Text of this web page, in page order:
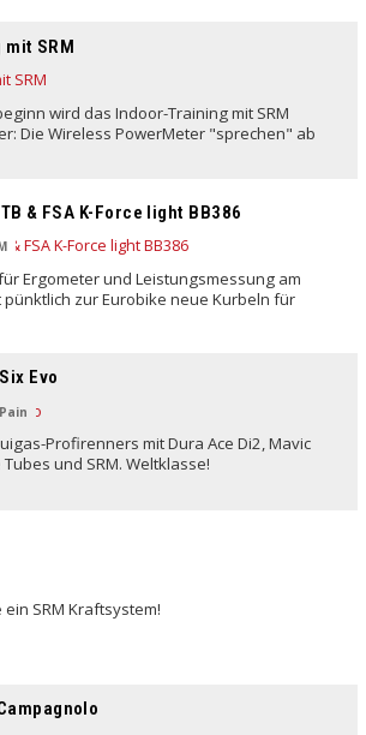
SRM
wird das Indoor-Training mit SRM
Die Wireless PowerMeter "sprechen" ab
& FSA K-Force light BB386
Ergometer und Leistungsmessung am
zur Eurobike neue Kurbeln für
Evo
Profirenners mit Dura Ace Di2, Mavic
Tubes und SRM. Weltklasse!
SRM Kraftsystem!